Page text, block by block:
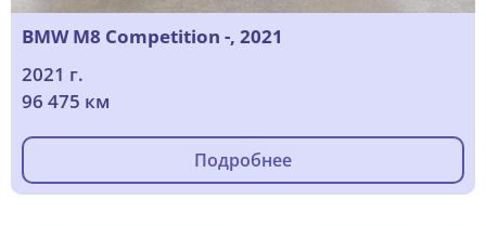
BMW M8 Competition -, 2021
2021 г.
96 475 км
Подробнее